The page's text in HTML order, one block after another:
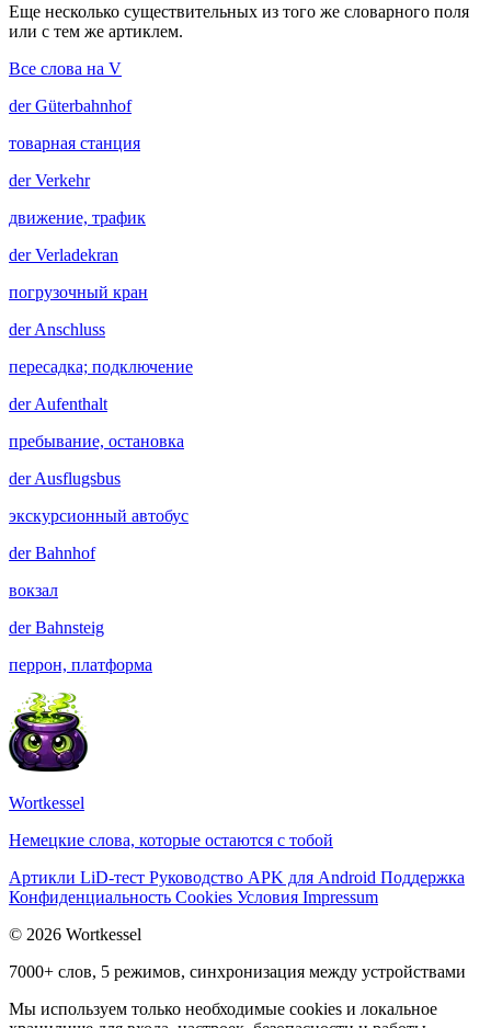
Еще несколько существительных из того же словарного поля
или с тем же артиклем.
Все слова на V
derGüterbahnhof
товарная станция
derVerkehr
движение, трафик
derVerladekran
погрузочный кран
derAnschluss
пересадка; подключение
derAufenthalt
пребывание, остановка
derAusflugsbus
экскурсионный автобус
derBahnhof
вокзал
derBahnsteig
перрон, платформа
Wortkessel
Немецкие слова, которые остаются с тобой
Артикли LiD-тест Руководство APK для Android Поддержка
Конфиденциальность Cookies Условия Impressum
© 2026 Wortkessel
7000+ слов, 5 режимов, синхронизация между устройствами
Мы используем только необходимые cookies и локальное